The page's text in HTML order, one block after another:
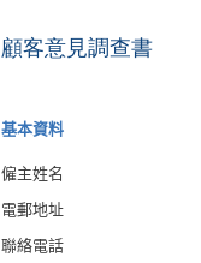
顧客意見調查書
基本資料
僱主姓名
電郵地址
聯絡電話